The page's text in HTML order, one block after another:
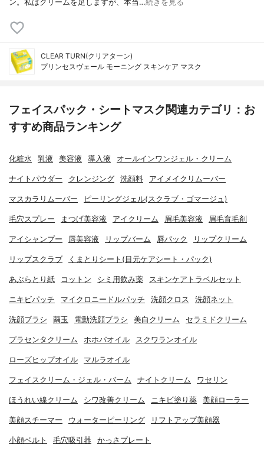
ン。私はクリームを足しますが、本当…続きを見る
CLEAR TURN(クリアターン)
プリンセスヴェール モーニング スキンケア マスク
フェイスパック・シートマスク関連カテゴリ：お
すすめ商品ランキング
化粧水 乳液 美容液 導入液 オールインワンジェル・クリーム
ナイトパウダー クレンジング 洗顔料 アイメイクリムーバー
マスカラリムーバー ピーリングジェル(スクラブ・ゴマージュ)
毛穴スプレー まつげ美容液 アイクリーム 眉毛美容液 眉毛育毛剤
アイシャンプー 唇美容液 リップバーム 唇パック リップクリーム
リップスクラブ くまとりシート(目元ケアシート・パック)
あぶらとり紙 コットン シミ用飲み薬 スキンケアトラベルセット
ニキビパッチ マイクロニードルパッチ 洗顔クロス 洗顔ネット
洗顔ブラシ 繭玉 電動洗顔ブラシ 美白クリーム セラミドクリーム
プラセンタクリーム ホホバオイル スクワランオイル
ローズヒップオイル マルラオイル
フェイスクリーム・ジェル・バーム ナイトクリーム ワセリン
ほうれい線クリーム シワ改善クリーム ニキビ塗り薬 美顔ローラー
美顔スチーマー ウォーターピーリング リフトアップ美顔器
小顔ベルト 毛穴吸引器 かっさプレート